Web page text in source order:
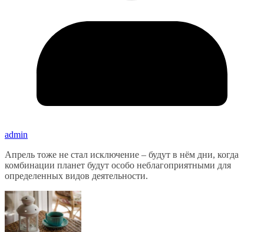
admin
Апрель тоже не стал исключение – будут в нём дни, когда
комбинации планет будут особо неблагоприятными для
определенных видов деятельности.